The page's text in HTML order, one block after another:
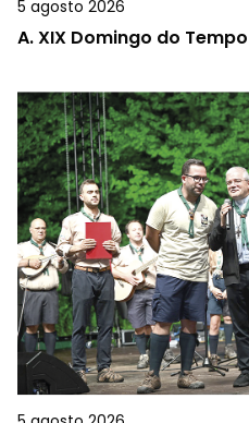
5 agosto 2026
A.XIX Domingo do